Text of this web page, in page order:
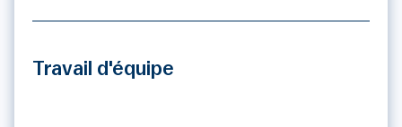
Travail d'équipe